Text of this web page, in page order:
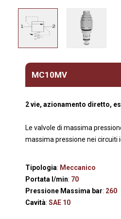
MC10MV
2 vie, azionamento diretto,
Le valvole di massima
massima pressione nei circuiti
Tipologia: Meccanico
Portata l/min: 70
Pressione Massima bar: 260
Cavità:SAE 10